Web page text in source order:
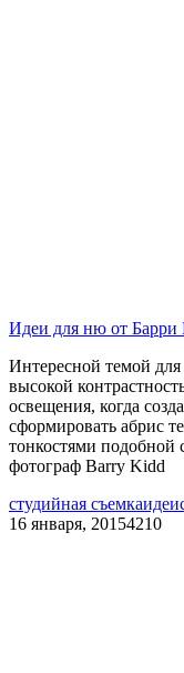
Идеи для ню от Барри
Интересной темой
высокой
освещения, когда
сформировать абрис
тонкостями подобной
фотограф Barry Kidd
студийная съемкаидеи
16 января, 20154210